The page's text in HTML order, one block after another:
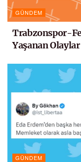
GÜNDEM
Trabzonspor-
Yaşanan
GÜNDEM